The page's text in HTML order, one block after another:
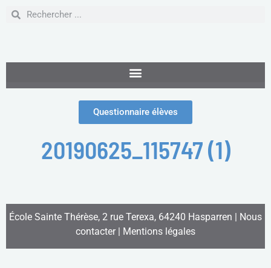
Questionnaire élèves
20190625_115747 (1)
École Sainte Thérèse, 2 rue Terexa, 64240 Hasparren | Nous
contacter | Mentions légales